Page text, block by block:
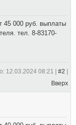
45 000 руб. выплаты
тел. 8-83170-
12.03.2024 08:21 | #2
Вверх